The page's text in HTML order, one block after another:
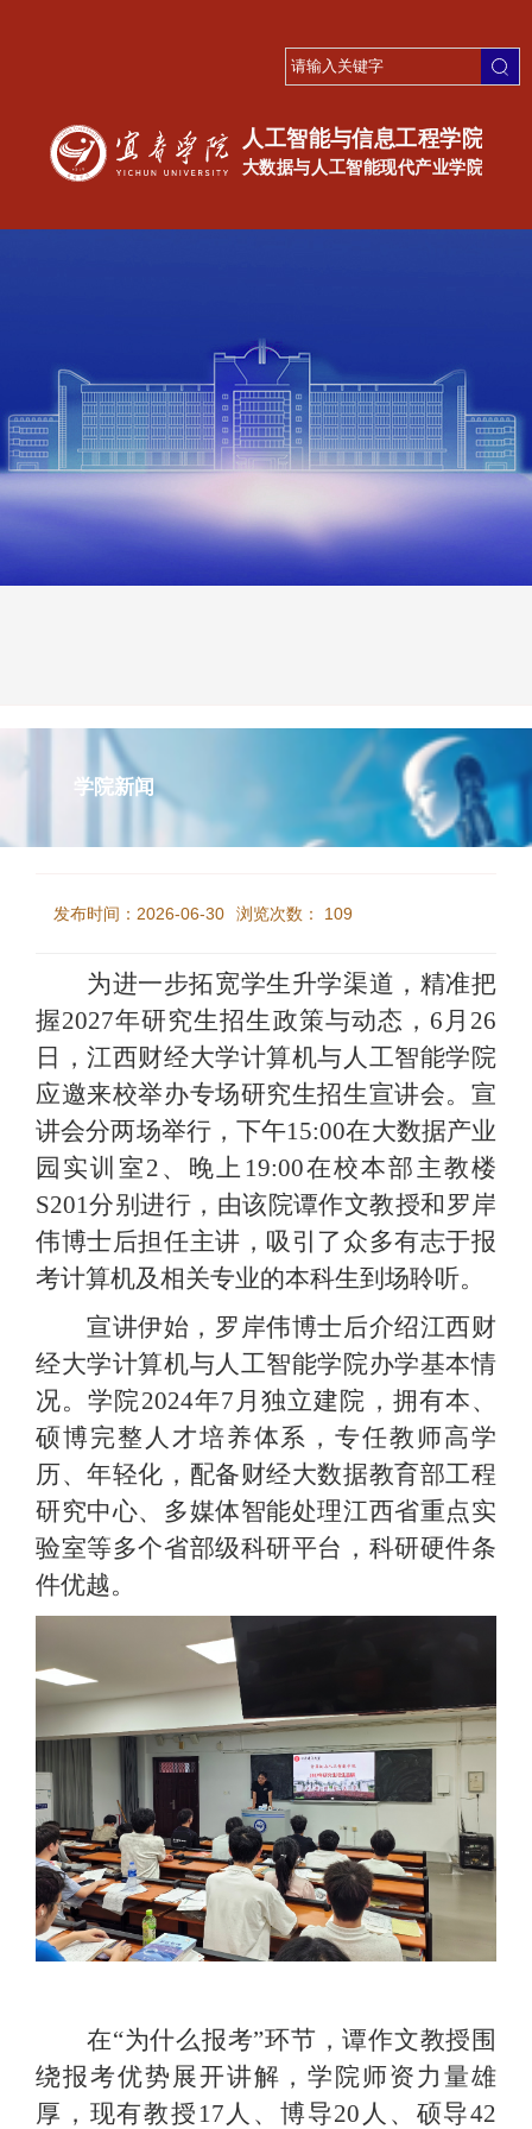
学院新闻
江西财经大学计算机与人工智能学院研究生招生
宣讲会在我院顺利举行
发布时间：2026-06-30 浏览次数： 109
为进一步拓宽学生升学渠道，精准把
握2027年研究生招生政策与动态，6月26
日，江西财经大学计算机与人工智能学院
应邀来校举办专场研究生招生宣讲会。宣
讲会分两场举行，下午15:00在大数据产业
园实训室2、晚上19:00在校本部主教楼
S201分别进行，由该院谭作文教授和罗岸
伟博士后担任主讲，吸引了众多有志于报
考计算机及相关专业的本科生到场聆听。
宣讲伊始，罗岸伟博士后介绍江西财
经大学计算机与人工智能学院办学基本情
况。学院2024年7月独立建院，拥有本、
硕博完整人才培养体系，专任教师高学
历、年轻化，配备财经大数据教育部工程
研究中心、多媒体智能处理江西省重点实
验室等多个省部级科研平台，科研硬件条
件优越。
在“为什么报考”环节 ，谭作文教授围
绕报考优势展开讲解，学院师资力量雄
厚，现有教授 17人、博导20人、硕导42